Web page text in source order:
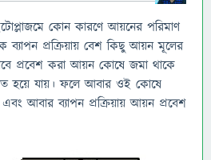
কোন কারণে আয়নের পরিমাণ
ব্যাপন প্রক্রিয়ায় বেশ কিছু আয়ন মূলের
প্রবেশ করা আয়ন কোষে জমা থাকে
হয়ে যায়। ফলে আবার ওই কোষে
আবার ব্যাপন প্রক্রিয়ায় আয়ন প্রবেশ